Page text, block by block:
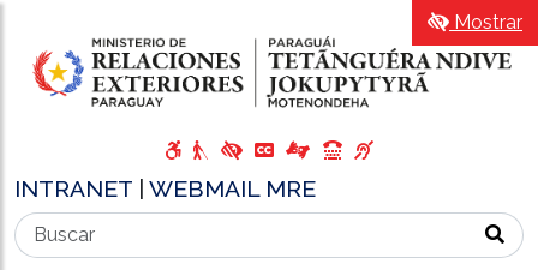
INTRANET WEBMAIL MRE
Mostrar